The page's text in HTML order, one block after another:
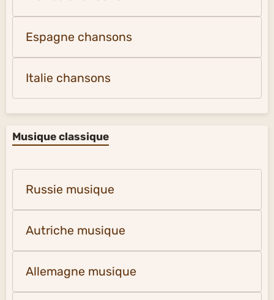
Amérique latine musique
États-Unis musique
France chansons
Espagne chansons
Italie chansons
Russie musique